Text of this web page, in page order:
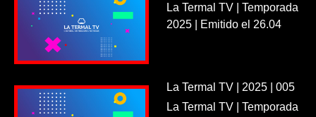
La Termal TV | Temporada
2025 | Emitido el 26.04
La Termal TV | 2025 | 005
La Termal TV | Temporada